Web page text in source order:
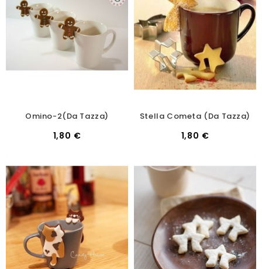
Omino-2(da Tazza)
1,80 €
Stella Cometa (da Tazza)
1,80 €